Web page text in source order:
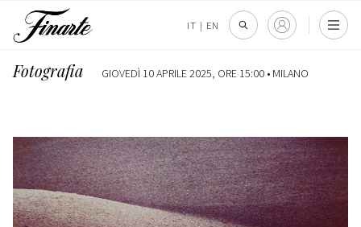
IT | EN
Fotografia GIOVEDÌ 10 APRILE 2025, ORE 15:00 • MILANO